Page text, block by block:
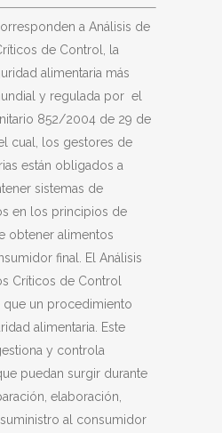
a Análisis de
de Control, la
alimentaria más
y regulada por el
852/2004 de 29 de
cual, los gestores de
están obligados a
sistemas de
en los principios de
obtener alimentos
final. El Análisis
Críticos de Control
que un procedimiento
alimentaria. Este
y controla
puedan surgir durante
elaboración,
al consumidor